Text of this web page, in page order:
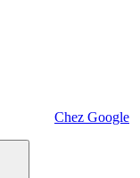
Chez Google